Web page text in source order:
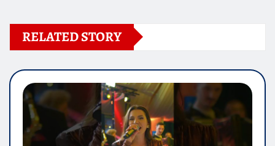
RELATED STORY